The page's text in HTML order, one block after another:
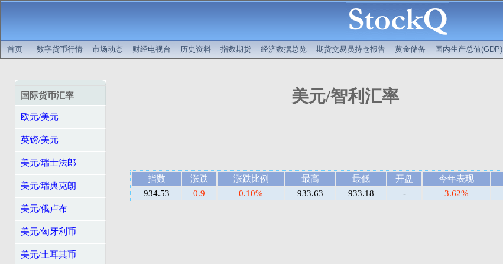
首页 数字货币行情 市场动态 财经电视台 历史资料 指数期货 经济数据总览 期货交易员持仓报告 黄金储备 国内生产总值(GDP)
国际货币汇率
欧元/美元
英镑/美元
美元/瑞士法郎
美元/瑞典克朗
美元/俄卢布
美元/匈牙利币
美元/土耳其币
美元/智利汇率
指数 涨跌 涨跌比例 最高 最低 开盘 今年表现
934.53
0.9 0.10% 933.63 933.18 - 3.62%